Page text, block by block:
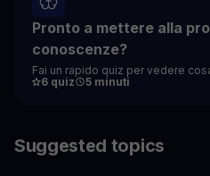
Pronto a mettere alla
conoscenze?
Fai un rapido quiz per vedere
6 quiz
5 minuti
Suggested topics